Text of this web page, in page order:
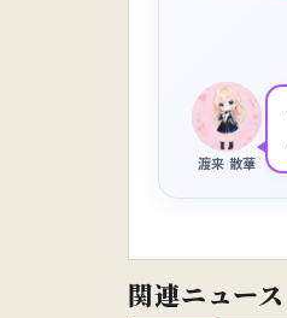
渡来 散華
関連ニュース